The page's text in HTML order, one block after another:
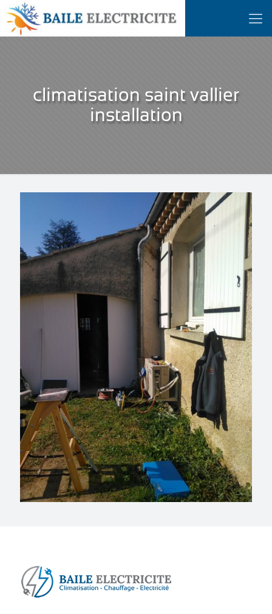
climatisation saint vallier
installation